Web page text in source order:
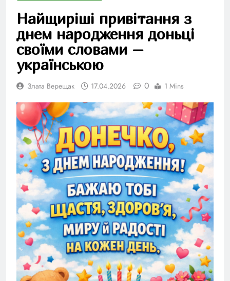
Найщиріші привітання з
днем народження доньці
своїми словами –
українською
Злата Верещак 17.04.2026 0 1 Mins